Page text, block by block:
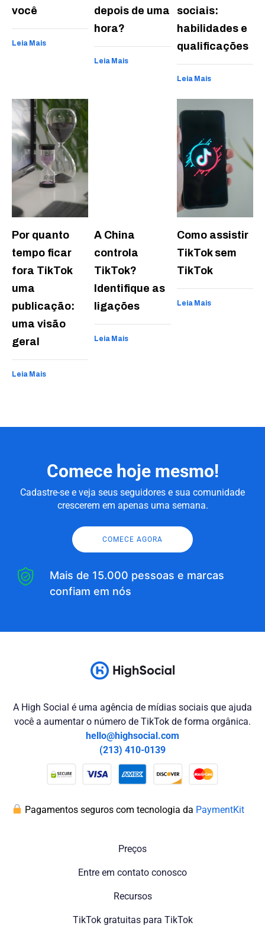
você
Leia Mais
depois de uma
hora?
Leia Mais
sociais:
habilidades e
qualificações
Leia Mais
Por quanto
tempo ficar
fora TikTok
uma
publicação:
uma visão
geral
Leia Mais
A China
controla
TikTok?
Identifique as
ligações
Leia Mais
Como assistir
TikTok sem
TikTok
Leia Mais
Comece hoje mesmo!
Cadastre-se e veja seus seguidores e sua comunidade
crescerem em apenas uma semana.
COMECE AGORA
Mais de 15.000 pessoas e marcas
confiam em nós
A High Social é uma agência de mídias sociais que ajuda
você a aumentar o número de TikTok de forma orgânica.
hello@highsocial.com
(213) 410-0139
Pagamentos seguros com tecnologia da PaymentKit
Preços
Entre em contato conosco
Recursos
TikTok gratuitas para TikTok